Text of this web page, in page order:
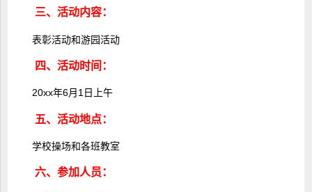
三、活动内容：
表彰活动和游园活动
四、活动时间：
20xx年6月1日上午
五、活动地点：
学校操场和各班教室
六、参加人员：